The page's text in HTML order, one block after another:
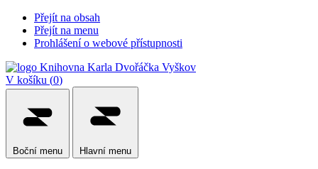
Přejít na obsah
Přejít na menu
Prohlášení o webové přístupnosti
V košíku (0)
Boční menu Hlavní menu